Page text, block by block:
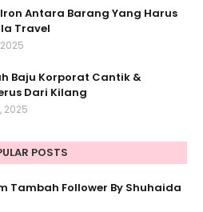
Antara Barang Yang Harus
Travel
Baju Korporat Cantik &
Dari Kilang
2025
POSTS
Tambah Follower By Shuhaida